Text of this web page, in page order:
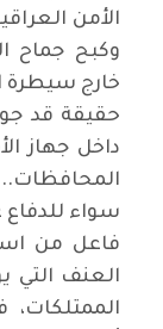
الأمن
وكبح جماح
خارج سيطرة
حقيقة قد
داخل جهاز
سواء
فاعل من
العنف التي